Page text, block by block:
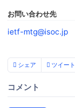
お問い合わせ先
ietf-mtg@isoc.jp
シェア ツイート
コメント